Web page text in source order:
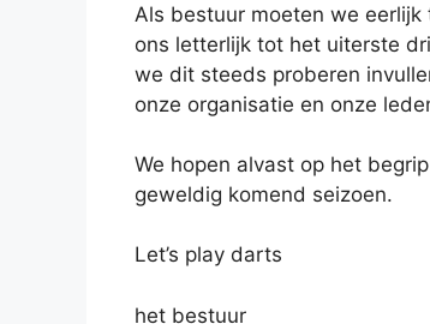
Als bestuur moeten we
ons letterlijk tot het uiterste
we dit steeds proberen
onze organisatie en onze
We hopen alvast op het
geweldig komend seizoen.
Let’s play darts
het bestuur